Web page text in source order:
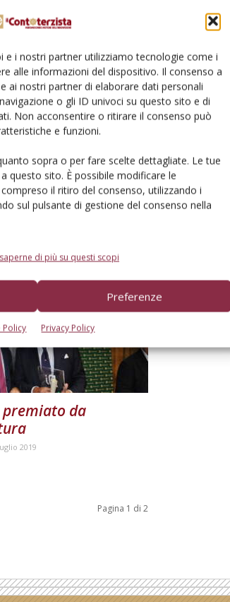
e i nostri partner utilizziamo tecnologie come i
alle informazioni del dispositivo. Il consenso a
ai nostri partner di elaborare dati personali
o gli ID univoci su questo sito e di
Non acconsentire o ritirare il consenso può
e funzioni.
sopra o per fare scelte dettagliate. Le tue
questo sito. È possibile modificare le
il ritiro del consenso, utilizzando i
sul pulsante di gestione del consenso nella
di più su questi scopi
Preferenze
Policy Privacy Policy
con il Combi
2022
sempre di più
10 Luglio 2021
premiato da
2019
Pagina 1 di 2